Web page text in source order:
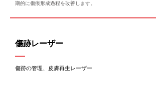
期的に傷痕形成過程を改善します。
傷跡レーザー
傷跡の管理、皮膚再生レーザー